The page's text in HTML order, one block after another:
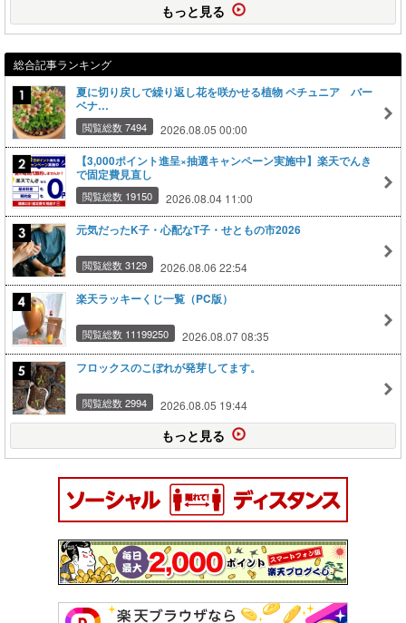
もっと見る
総合記事ランキング
夏に切り戻しで繰り返し花を咲かせる植物 ペチュニア バー
ベナ…
閲覧総数 7494 2026.08.05 00:00
【3,000ポイント進呈×抽選キャンペーン実施中】楽天でんき
で固定費見直し
閲覧総数 19150 2026.08.04 11:00
元気だったK子・心配なT子・せともの市2026
閲覧総数 3129 2026.08.06 22:54
楽天ラッキーくじ一覧（PC版）
閲覧総数 11199250 2026.08.07 08:35
フロックスのこぼれが発芽してます。
閲覧総数 2994 2026.08.05 19:44
もっと見る